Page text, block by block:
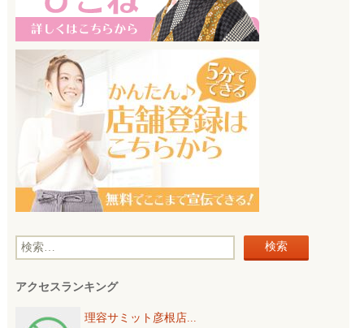
検
:アクセスランキング
理容サミット彦根店...